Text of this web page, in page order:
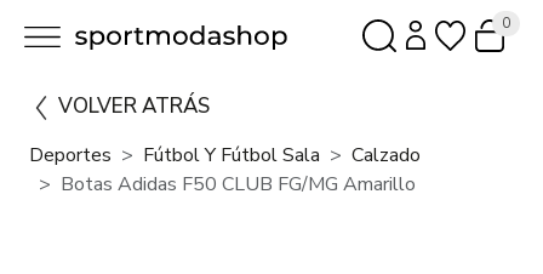
0
VOLVER ATRÁS
Deportes Fútbol Y Fútbol Sala
Calzado
Botas Adidas F50 CLUB FG/MG Amarillo